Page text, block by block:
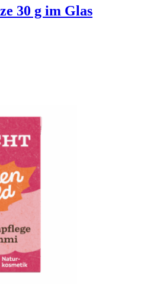
30 g im Glas